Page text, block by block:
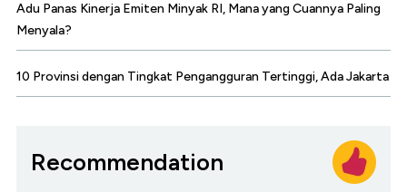
Adu Panas Kinerja Emiten Minyak RI, Mana yang Cuannya Paling
Menyala?
10 Provinsi dengan Tingkat Pengangguran Tertinggi, Ada Jakarta
Recommendation